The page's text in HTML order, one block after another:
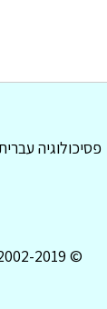
פסיכולוגיה
© 2002-2019 כל הזכויות שמורות לפסיכולוגיה עברית